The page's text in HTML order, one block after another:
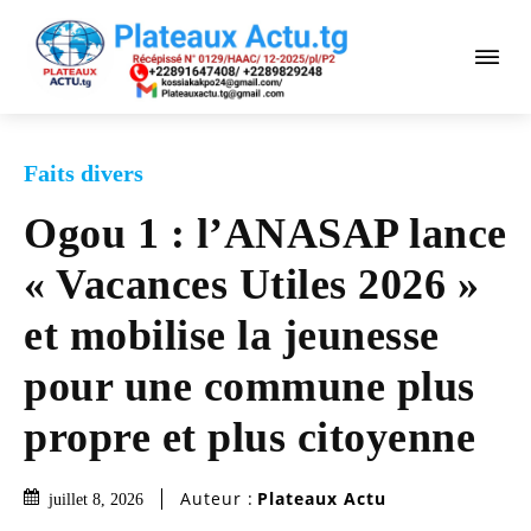
Faits divers
Ogou 1 : l’ANASAP lance
« Vacances Utiles 2026 »
et mobilise la jeunesse
pour une commune plus
propre et plus citoyenne
juillet 8, 2026 Auteur : Plateaux Actu